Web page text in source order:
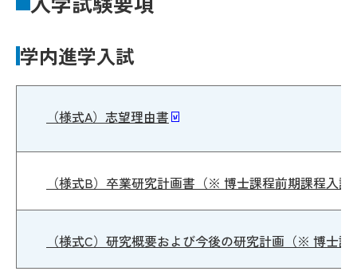
学内進学入試
（様式A）志望理由書
（様式B）卒業研究計画書（※ 博士課程前期課程入試
（様式C）研究概要および今後の研究計画（※ 博士